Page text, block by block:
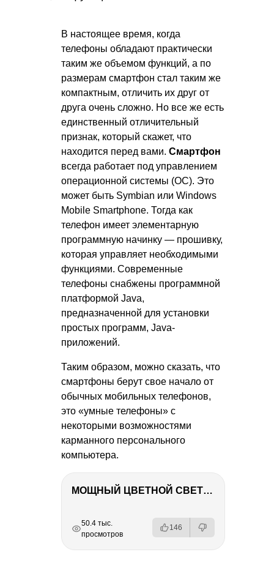
В настоящее время, когда
телефоны обладают практически
таким же объемом функций, а по
размерам смартфон стал таким же
компактным, отличить их друг от
друга очень сложно. Но все же есть
единственный отличительный
признак, который скажет, что
находится перед вами. Смартфон
всегда работает под управлением
операционной системы (ОС). Это
может быть Symbian или Windows
Mobile Smartphone. Тогда как
телефон имеет элементарную
программную начинку — прошивку,
которая управляет необходимыми
функциями. Современные
телефоны снабжены программной
платформой Java,
предназначенной для установки
простых программ, Java-
приложений.
Таким образом, можно сказать, что
смартфоны берут свое начало от
обычных мобильных телефонов,
это «умные телефоны» с
некоторыми возможностями
карманного персонального
компьютера.
МОЩНЫЙ ЦВЕТНОЙ СВЕТ – NANLITE FC-500C
РЕКЛАМА
РЕКЛАМА
РЕКЛАМА
50.4 тыс.
просмотров
146